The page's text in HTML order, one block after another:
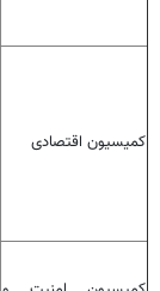
کمیسیون اقتصادی